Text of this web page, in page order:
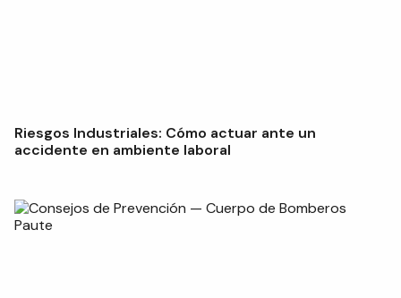
Riesgos Industriales: Cómo actuar ante un
accidente en ambiente laboral